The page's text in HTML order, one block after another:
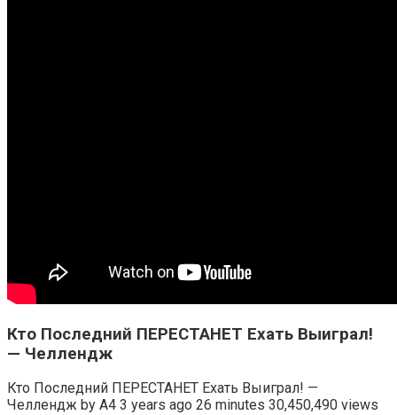
Кто Последний ПЕРЕСТАНЕТ Ехать Выиграл!
— Челлендж
Кто Последний ПЕРЕСТАНЕТ Ехать Выиграл! —
Челлендж by A4 3 years ago 26 minutes 30,450,490 views